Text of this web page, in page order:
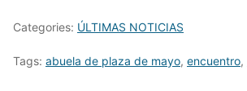
Categories: ÚLTIMAS NOTICIAS
Tags: abuela de plaza de mayo, encuentro,